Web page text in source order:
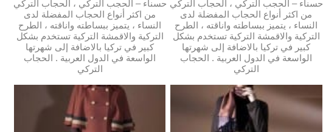
حسناء – الحجب التركي ، الحجاب التركي
من اكثر أنواع الحجاب المفضلة لدى
النساء ، يتميز ببساطته واناقته ، الطرح
التركية والاقمشة التركية تستخدم بشكل
كبير في تركيا بالاضافة إلى شهرتها
الواسعة في الدول العربية . الحجاب
التركي
حسناء – الحجب التركي ، الحجاب التركي
من اكثر أنواع الحجاب المفضلة لدى
النساء ، يتميز ببساطته واناقته ، الطرح
التركية والاقمشة التركية تستخدم بشكل
كبير في تركيا بالاضافة إلى شهرتها
الواسعة في الدول العربية . الحجاب
التركي